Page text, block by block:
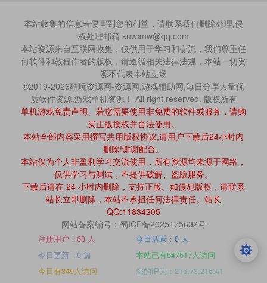
本站收集的信息若侵害到您的利益，请联系我们删除处理,侵
权处理邮箱 kuwanw@qq.com
本站资源来自互联网收集，仅供用于学习和交流，我们尊重任
何软件和教程作者的版权，请遵循相关法律法规，本站一切资
源不代表本站立场
©2019-2026酷玩资源网-资源网,游戏辅助网,每日分享大量优
质软件资源,游戏单机资源！ All right reserved. 版权所有
单机游戏免责声明、若您需要使用非免费的软件或服务，请购
买正版授权并合法使用。
本站全部内容采用撰写共用版权协议,请用户下载后24小时内
删除!谢谢配合。
本站仅为个人非盈利学习交流使用，所有资源均来源于网络，
仅供学习与测试，不提供破解、盗版服务。
下载后请在 24 小时内删除，支持正版。如侵犯版权，请联系
站长立即删除，本站不承担任何法律责任。站长
QQ:11834205
网站备案编号：蜀ICP备2025175632号
注册用户：68 人
今日活跃：0 人
今日更新：9 篇
本站已有547517人访问
今日有849人访问
您的IP为：216.73.216.41